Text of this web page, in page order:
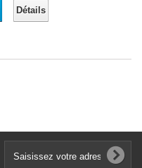
Détails